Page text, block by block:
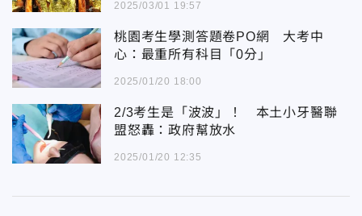
2025/03/01 19:57
桃園考生學測答題卷PO網 大考中
心：最重所有科目「0分」
2025/01/20 18:00
2/3考生是「波波」！ 本土小牙醫聯
盟怒轟：政府幫放水
2025/01/20 12:35